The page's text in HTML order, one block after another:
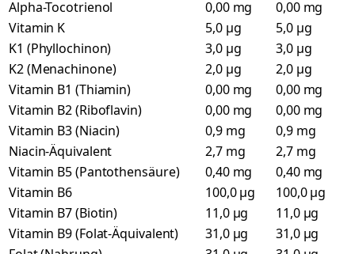
Alpha-Tocotrienol
0,00 mg
0,00 mg
Vitamin K
5,0 µg
5,0 µg
K1 (Phyllochinon)
3,0 µg
3,0 µg
K2 (Menachinone)
2,0 µg
2,0 µg
Vitamin B1 (Thiamin)
0,00 mg
0,00 mg
Vitamin B2 (Riboflavin)
0,00 mg
0,00 mg
Vitamin B3 (Niacin)
0,9 mg
0,9 mg
Niacin-Äquivalent
2,7 mg
2,7 mg
Vitamin B5 (Pantothensäure)
0,40 mg
0,40 mg
Vitamin B6
100,0 µg
100,0 µg
Vitamin B7 (Biotin)
11,0 µg
11,0 µg
Vitamin B9 (Folat-Äquivalent)
31,0 µg
31,0 µg